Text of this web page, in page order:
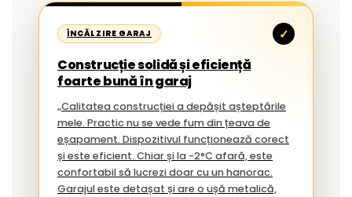
ÎNCĂLZIRE GARAJ ✓
Construcție solidă și eficiență
foarte bună în garaj
„Calitatea construcției a depășit așteptările
mele. Practic nu se vede fum din țeava de
eșapament. Dispozitivul funcționează corect
și este eficient. Chiar și la -2°C afară, este
confortabil să lucrezi doar cu un hanorac.
Garajul este detașat și are o ușă metalică,